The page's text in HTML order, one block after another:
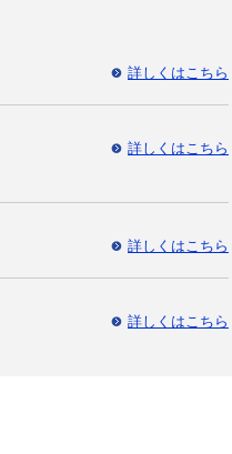
詳しくはこちら
詳しくはこちら
詳しくはこちら
詳しくはこちら